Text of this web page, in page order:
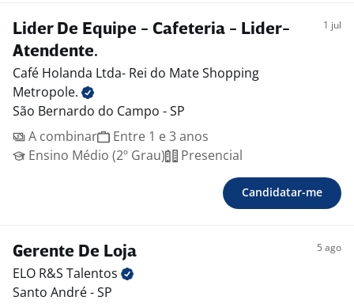
Lider De Equipe - Cafeteria - Lider-
Atendente.
1 jul
Café Holanda Ltda- Rei do Mate Shopping
Metropole.
São Bernardo do Campo - SP
A combinar
Entre 1 e 3 anos
Ensino Médio (2º Grau)
Presencial
Candidatar-me
Gerente De Loja 5 ago
ELO R&S Talentos
Santo André - SP